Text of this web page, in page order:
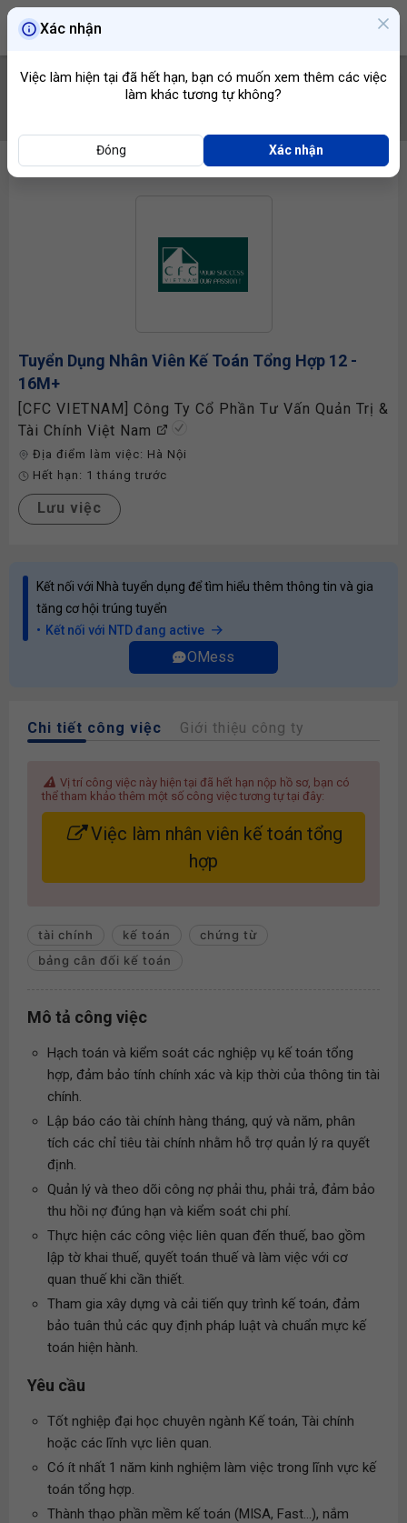
Tuyển Dụng Nhân Viên Kế Toán Tổng Hợp 12 -
16M+
[CFC VIETNAM] Công Ty Cổ Phần Tư Vấn Quản Trị &
Tài Chính Việt Nam
Địa điểm làm việc: Hà Nội
Hết hạn: 1 tháng trước
Lưu việc
Kết nối với Nhà tuyển dụng để tìm hiểu thêm thông tin và gia
tăng cơ hội trúng tuyển
Kết nối với NTD đang active
OMess
Chi tiết công việc Giới thiệu công ty
Vị trí công việc này hiện tại đã hết hạn nộp hồ sơ, bạn có
thể tham khảo thêm một số công việc tương tự tại đây:
Việc làm nhân viên kế toán tổng
hợp
tài chính kế toán
chứng từ
bảng cân đối kế toán
Mô tả công việc
Hạch toán và kiểm soát các nghiệp vụ kế toán tổng
hợp, đảm bảo tính chính xác và kịp thời của thông tin tài
chính.
Lập báo cáo tài chính hàng tháng, quý và năm, phân
tích các chỉ tiêu tài chính nhằm hỗ trợ quản lý ra quyết
định.
Quản lý và theo dõi công nợ phải thu, phải trả, đảm bảo
thu hồi nợ đúng hạn và kiểm soát chi phí.
Thực hiện các công việc liên quan đến thuế, bao gồm
lập tờ khai thuế, quyết toán thuế và làm việc với cơ
quan thuế khi cần thiết.
Tham gia xây dựng và cải tiến quy trình kế toán, đảm
bảo tuân thủ các quy định pháp luật và chuẩn mực kế
toán hiện hành.
Yêu cầu
Tốt nghiệp đại học chuyên ngành Kế toán, Tài chính
hoặc các lĩnh vực liên quan.
Có ít nhất 1 năm kinh nghiệm làm việc trong lĩnh vực kế
toán tổng hợp.
Thành thạo phần mềm kế toán (MISA, Fast...), nắm
Xác nhận
Việc làm hiện tại đã hết hạn, bạn có muốn xem thêm các việc
làm khác tương tự không?
Đóng Xác nhận